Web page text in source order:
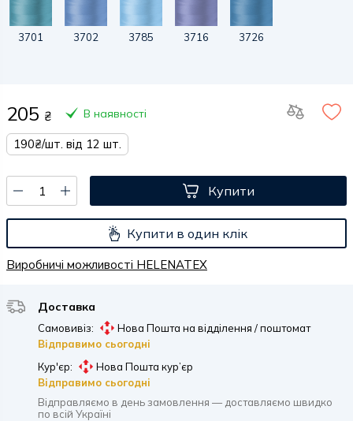
3701 3702 3785 3716 3726
205 ₴ В наявності
190₴/шт. від 12 шт.
Купити
Купити в один клік
Виробничі можливості HELENATEX
Доставка
Самовивіз:
Нова Пошта на відділення / поштомат
Відправимо сьогодні
Кур'єр:
Нова Пошта кур’єр
Відправимо сьогодні
Відправляємо в день замовлення — доставляємо швидко
по всій Україні